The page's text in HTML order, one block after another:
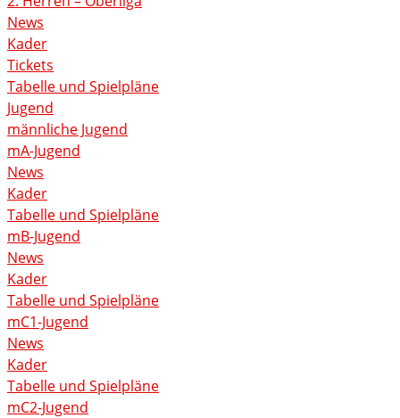
News
Kader
Tickets
Tabelle und Spielpläne
Jugend
männliche Jugend
mA-Jugend
News
Kader
Tabelle und Spielpläne
mB-Jugend
News
Kader
Tabelle und Spielpläne
mC1-Jugend
News
Kader
Tabelle und Spielpläne
mC2-Jugend